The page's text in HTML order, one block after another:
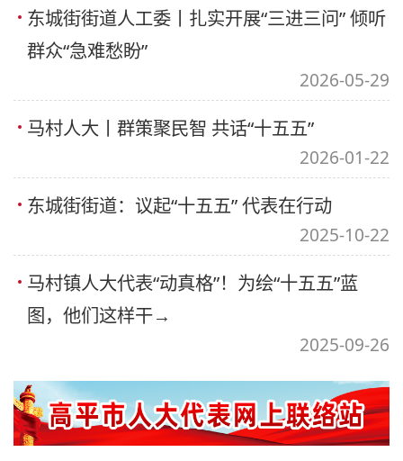
东城街街道人工委丨扎实开展“三进三问” 倾听
群众“急难愁盼”
2026-05-29
马村人大丨群策聚民智 共话“十五五”
2026-01-22
东城街街道：议起“十五五” 代表在行动
2025-10-22
马村镇人大代表“动真格”！为绘“十五五”蓝
图，他们这样干→
2025-09-26